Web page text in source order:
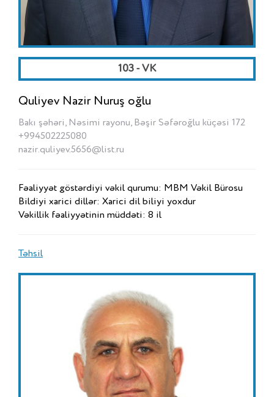
103 - VK
Quliyev Nazir Nuruş oğlu
Bakı şəhəri, Nəsimi rayonu, Bəşir Səfəroğlu küçəsi 172
+994502225080
nazir.quliyev.5656@list.ru
Fəaliyyət göstərdiyi vəkil qurumu: MBM Vəkil Bürosu
Bildiyi xarici dillər: Xarici dil biliyi yoxdur
Vəkillik fəaliyyətinin müddəti: 8 il
Təhsil